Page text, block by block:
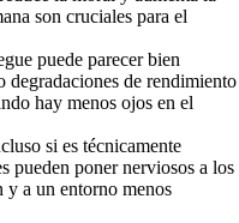
son cruciales para el
puede parecer bien
degradaciones de rendimiento
hay menos ojos en el
si es técnicamente
pueden poner nerviosos a los
y a un entorno menos